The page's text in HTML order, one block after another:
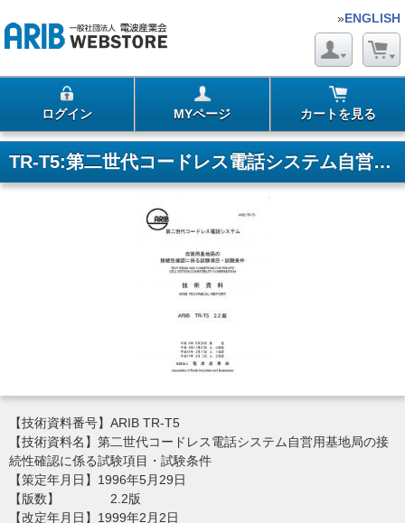
»ENGLISH
ログイン MYページ カートを見る
TR-T5:第二世代コードレス電話システム自営用基地局の接続性確認に係る試験項目・試験条件
【技術資料番号】ARIB TR-T5
【技術資料名】第二世代コードレス電話システム自営用基地局の接
続性確認に係る試験項目・試験条件
【策定年月日】1996年5月29日
【版数】 2.2版
【改定年月日】1999年2月2日